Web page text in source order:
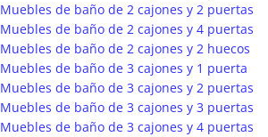
Muebles de baño de 2 cajones y 2 puertas
Muebles de baño de 2 cajones y 4 puertas
Muebles de baño de 2 cajones y 2 huecos
Muebles de baño de 3 cajones y 1 puerta
Muebles de baño de 3 cajones y 2 puertas
Muebles de baño de 3 cajones y 3 puertas
Muebles de baño de 3 cajones y 4 puertas